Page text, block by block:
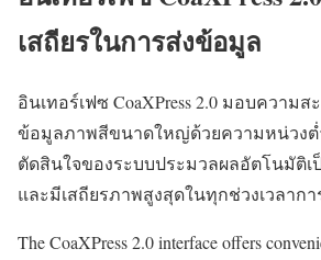
เสถียรในการส่งข้อมูล
อินเทอร์เฟซ CoaXPress 2.0 มอบความ
ข้อมูลภาพสีขนาดใหญ่ด้วยความหน่วงต่
ตัดสินใจของระบบประมวลผลอัตโนมัติเ
และมีเสถียรภาพสูงสุดในทุกช่วงเวลาก
The CoaXPress 2.0 interface offers